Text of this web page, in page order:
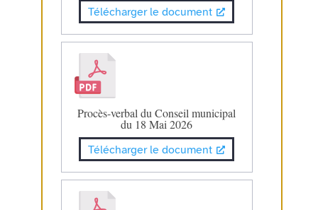
Télécharger le document
Procès-verbal du Conseil municipal
du 18 Mai 2026
Télécharger le document